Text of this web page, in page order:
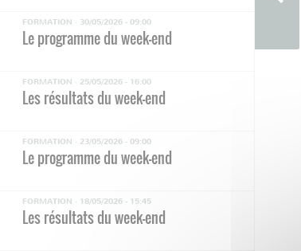
FORMATION · 30/05/2026 - 09:00
Le programme du week-end
FORMATION · 25/05/2026 - 16:00
Les résultats du week-end
FORMATION · 23/05/2026 - 09:00
Le programme du week-end
FORMATION · 18/05/2026 - 15:45
Les résultats du week-end